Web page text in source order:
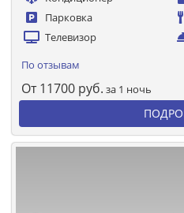
Парковка
Телевизор
По отзывам
От 11700 руб. за 1 ночь